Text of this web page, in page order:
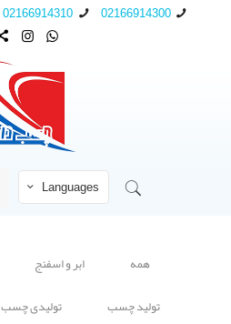
02166914300
02166914310
Languages
همه ابر و اسفنج
تولید چسب
تولیدی چسب